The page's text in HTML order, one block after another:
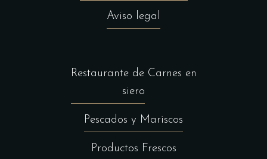
Aviso legal
Restaurante de Carnes en
siero
Pescados y Mariscos
Productos Frescos